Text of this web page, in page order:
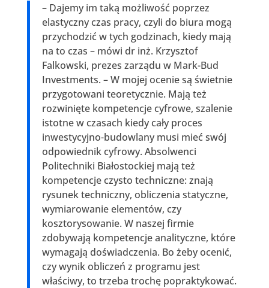
– Dajemy im taką możliwość poprzez
elastyczny czas pracy, czyli do biura mogą
przychodzić w tych godzinach, kiedy mają
na to czas – mówi dr inż. Krzysztof
Falkowski, prezes zarządu w Mark-Bud
Investments. – W mojej ocenie są świetnie
przygotowani teoretycznie. Mają też
rozwinięte kompetencje cyfrowe, szalenie
istotne w czasach kiedy cały proces
inwestycyjno-budowlany musi mieć swój
odpowiednik cyfrowy. Absolwenci
Politechniki Białostockiej mają też
kompetencje czysto techniczne: znają
rysunek techniczny, obliczenia statyczne,
wymiarowanie elementów, czy
kosztorysowanie. W naszej firmie
zdobywają kompetencje analityczne, które
wymagają doświadczenia. Bo żeby ocenić,
czy wynik obliczeń z programu jest
właściwy, to trzeba trochę popraktykować.